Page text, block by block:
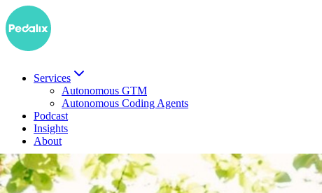
Services
Autonomous GTM
Autonomous Coding Agents
Podcast
Insights
About
Demo buchen